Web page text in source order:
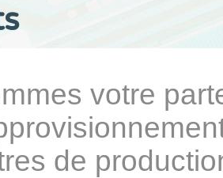
votre
de